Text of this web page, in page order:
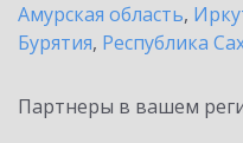
Амурская область,
Бурятия, Республика
Партнеры в вашем